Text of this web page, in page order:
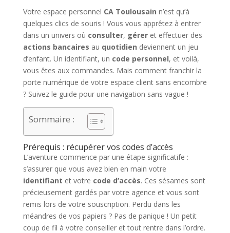
Votre espace personnel CA Toulousain n’est qu’à
quelques clics de souris ! Vous vous apprêtez à entrer
dans un univers où consulter, géreret effectuer des
actions bancaires au quotidien deviennent un jeu
d’enfant. Un identifiant, un code personnel, et voilà,
vous êtes aux commandes. Mais comment franchir la
porte numérique de votre espace client sans encombre
? Suivez le guide pour une navigation sans vague !
Sommaire :
Prérequis : récupérer vos codes d’accès
L’aventure commence par une étape significatife :
s’assurer que vous avez bien en main votre
identifiant et votre code d’accès. Ces sésames sont
précieusement gardés par votre agence et vous sont
remis lors de votre souscription. Perdu dans les
méandres de vos papiers ? Pas de panique ! Un petit
coup de fil à votre conseiller et tout rentre dans l’ordre.